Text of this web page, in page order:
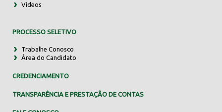
Vídeos
PROCESSO SELETIVO
Trabalhe Conosco
Área do Candidato
CREDENCIAMENTO
TRANSPARÊNCIA E PRESTAÇÃO DE CONTAS